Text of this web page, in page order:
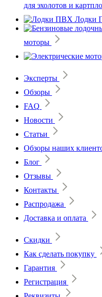
для эхолотов и
Лодки
моторы
Эксперты
Обзоры
FAQ
Новости
Статьи
Обзоры наших
Блог
Отзывы
Контакты
Распродажа
Доставка и оплата
Скидки
Как сделать покупку
Гарантия
Регистрация